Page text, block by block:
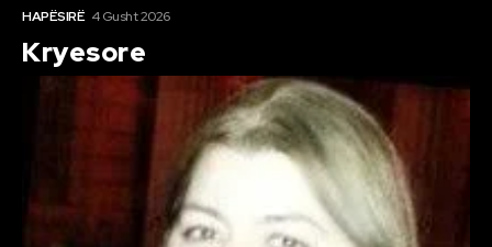
HAPËSIRË 4 Gusht 2026
Kryesore